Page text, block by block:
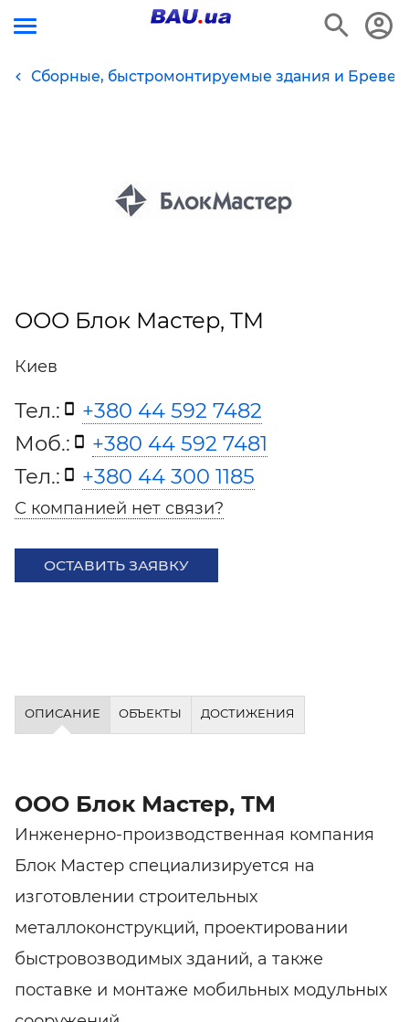
Сборные, быстромонтируемые здания и
ООО Блок Мастер, ТМ
Киев
Тел.:
+380 44 592 7482
Моб.:
+380 44 592 7481
Тел.:
+380 44 300 1185
С компанией нет связи?
ОСТАВИТЬ ЗАЯВКУ
ОПИСАНИЕ ОБЪЕКТЫ ДОСТИЖЕНИЯ
ООО Блок Мастер, ТМ
Инженерно-производственная компания
Блок Мастер специализируется на
изготовлении строительных
металлоконструкций, проектировании
быстровозводимых зданий, а также
поставке и монтаже мобильных модульных